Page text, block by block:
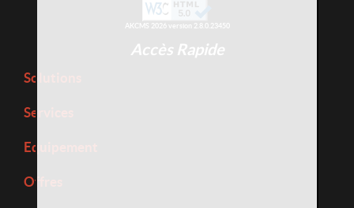
AKCMS 2026 version 2.8.0.23450
Accès Rapide
Solutions
Services
Equipement
Offres